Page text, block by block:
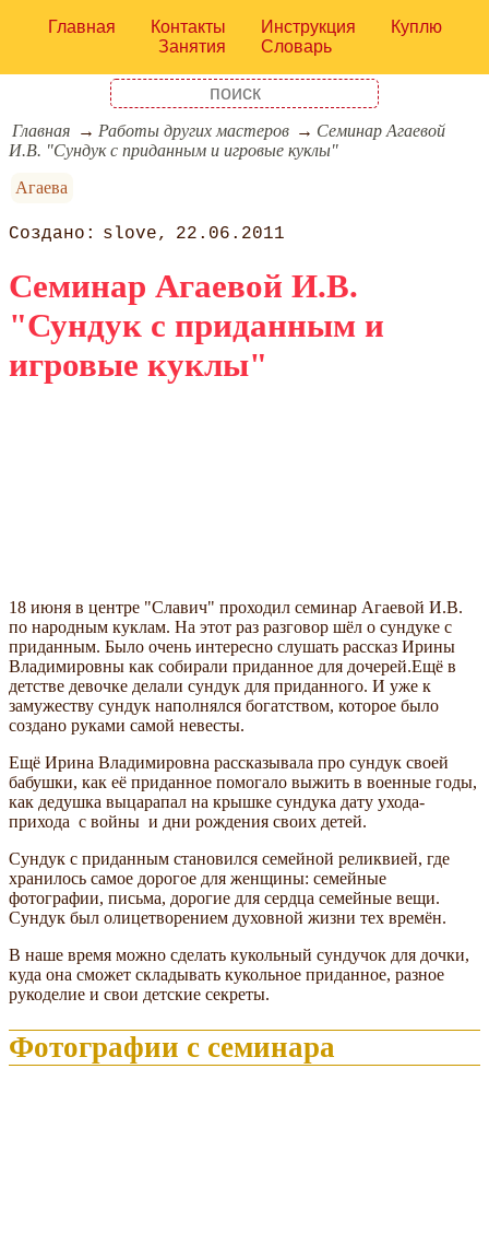
Главная Контакты Инструкция
Куплю
Занятия
Словарь
Главная Работы других мастеров
Cеминар Агаевой
И.В. "Сундук с приданным и игровые куклы"
Агаева
slove 22.06.2011
Cеминар Агаевой И.В.
"Сундук с приданным и
игровые куклы"
18 июня в центре "Славич" проходил семинар Агаевой И.В.
по народным куклам. На этот раз разговор шёл о сундуке с
приданным. Было очень интересно слушать рассказ Ирины
Владимировны как собирали приданное для дочерей.Ещё в
детстве девочке делали сундук для приданного. И уже к
замужеству сундук наполнялся богатством, которое было
создано руками самой невесты.
Ещё Ирина Владимировна рассказывала про сундук своей
бабушки, как её приданное помогало выжить в военные годы,
как дедушка выцарапал на крышке сундука дату ухода-
прихода с войны и дни рождения своих детей.
Сундук с приданным становился семейной реликвией, где
хранилось самое дорогое для женщины: семейные
фотографии, письма, дорогие для сердца семейные вещи.
Сундук был олицетворением духовной жизни тех времён.
В наше время можно сделать кукольный сундучок для дочки,
куда она сможет складывать кукольное приданное, разное
рукоделие и свои детские секреты.
Фотографии с семинара